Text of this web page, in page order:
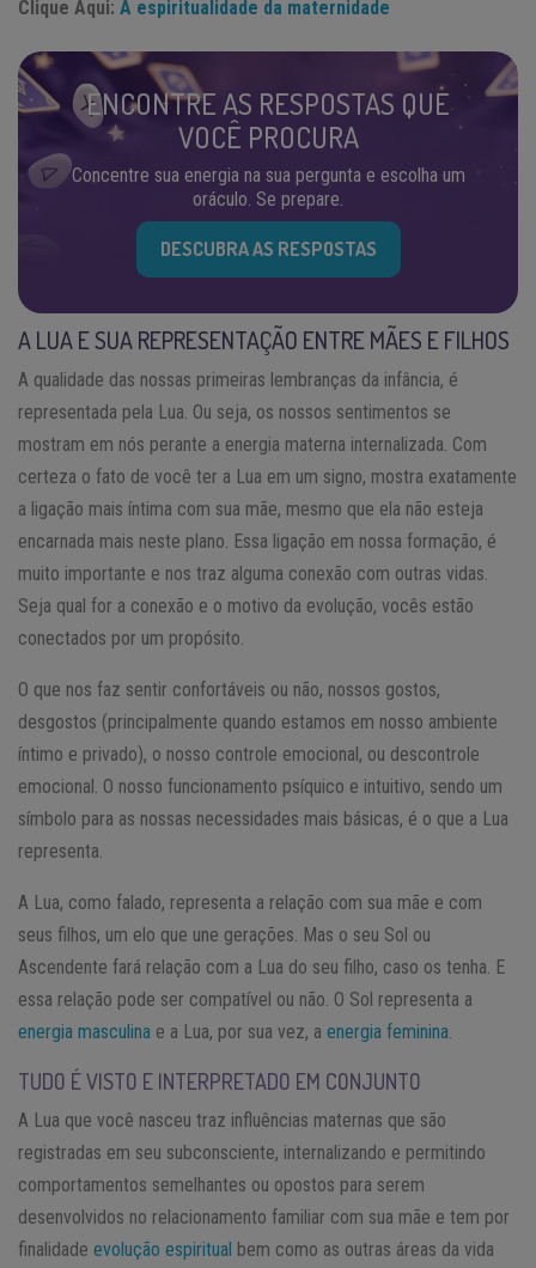
Clique Aqui: A espiritualidade da maternidade
ENCONTRE AS RESPOSTAS QUE
VOCÊ PROCURA
Concentre sua energia na sua pergunta e escolha um
oráculo. Se prepare.
DESCUBRA AS RESPOSTAS
A LUA E SUA REPRESENTAÇÃO ENTRE MÃES E FILHOS
A qualidade das nossas primeiras lembranças da infância, é
representada pela Lua. Ou seja, os nossos sentimentos se
mostram em nós perante a energia materna internalizada. Com
certeza o fato de você ter a Lua em um signo, mostra exatamente
a ligação mais íntima com sua mãe, mesmo que ela não esteja
encarnada mais neste plano. Essa ligação em nossa formação, é
muito importante e nos traz alguma conexão com outras vidas.
Seja qual for a conexão e o motivo da evolução, vocês estão
conectados por um propósito.
O que nos faz sentir confortáveis ou não, nossos gostos,
desgostos (principalmente quando estamos em nosso ambiente
íntimo e privado), o nosso controle emocional, ou descontrole
emocional. O nosso funcionamento psíquico e intuitivo, sendo um
símbolo para as nossas necessidades mais básicas, é o que a Lua
representa.
A Lua, como falado, representa a relação com sua mãe e com
seus filhos, um elo que une gerações. Mas o seu Sol ou
Ascendente fará relação com a Lua do seu filho, caso os tenha. E
essa relação pode ser compatível ou não. O Sol representa a
energia masculina e a Lua, por sua vez, a energia feminina.
TUDO É VISTO E INTERPRETADO EM CONJUNTO
A Lua que você nasceu traz influências maternas que são
registradas em seu subconsciente, internalizando e permitindo
comportamentos semelhantes ou opostos para serem
desenvolvidos no relacionamento familiar com sua mãe e tem por
finalidade evolução espiritual bem como as outras áreas da vida